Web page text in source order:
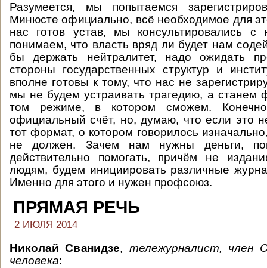
Разумеется, мы попытаемся
Минюсте официально, всё необходимое для
нас готов устав, мы консультировались
понимаем, что власть вряд ли будет нам
бы держать нейтралитет, надо ожидать
стороны государственных структур и
вполне готовы к тому, что нас не
мы не будем устраивать трагедию, а станем
том режиме, в котором сможем.
официальный счёт, но, думаю, что если это
тот формат, о котором говорилось
не должен. Зачем нам нужны деньги,
действительно помогать, причём не
людям, будем инициировать различные
Именно для этого и нужен профсоюз.
ПРЯМАЯ РЕЧЬ
2 ИЮЛЯ 2014
Николай Сванидзе, тележурналист, член
человека: